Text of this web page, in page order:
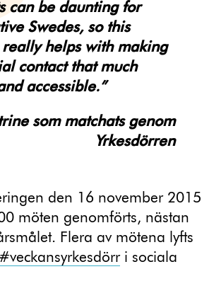
can be daunting for
Swedes, so this
really helps with making
contact that much
accessible.”
som matchats genom
Yrkesdörren
den 16 november 2015
möten genomförts, nästan
Flera av mötena lyfts
#veckansyrkesdörri sociala